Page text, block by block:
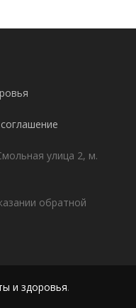
улица 2, м.
обратной
и здоровья.